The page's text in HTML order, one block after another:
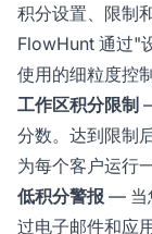
积分设置、限制
FlowHunt 通过"
使用的细粒度控制
工作区积分限制
分数。达到限制
为每个客户运行
低积分警报 — 当
过电子邮件和应